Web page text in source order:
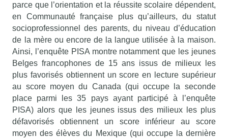
parce que l’orientation et la réussite scolaire dépendent,
en Communauté française plus qu’ailleurs, du statut
socioprofessionnel des parents, du niveau d’éducation
de la mère ou encore de la langue utilisée à la maison.
Ainsi, l’enquête PISA montre notamment que les jeunes
Belges francophones de 15 ans issus de milieux les
plus favorisés obtiennent un score en lecture supérieur
au score moyen du Canada (qui occupe la seconde
place parmi les 35 pays ayant participé à l’enquête
PISA) alors que les jeunes issus des milieux les plus
défavorisés obtiennent un score inférieur au score
moyen des élèves du Mexique (qui occupe la dernière